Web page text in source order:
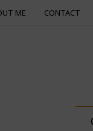
ME CONTACT